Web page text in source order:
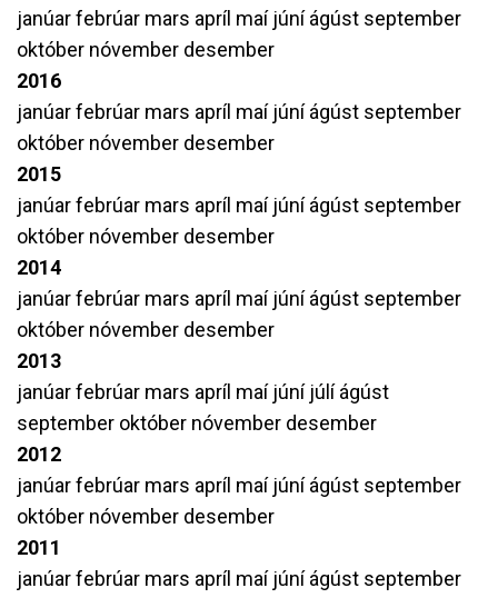
janúarfebrúar mars apríl maí júníágúst september
október nóvember desember
2016
janúarfebrúar mars apríl maí júníágúst september
október nóvember desember
2015
janúarfebrúar mars apríl maí júníágúst september
október nóvember desember
2014
janúarfebrúar mars apríl maí júníágúst september
október nóvember desember
2013
janúarfebrúar mars apríl maí júní júlíágúst
september október nóvember desember
2012
janúarfebrúar mars apríl maí júníágúst september
október nóvember desember
2011
janúarfebrúar mars apríl maí júníágúst september